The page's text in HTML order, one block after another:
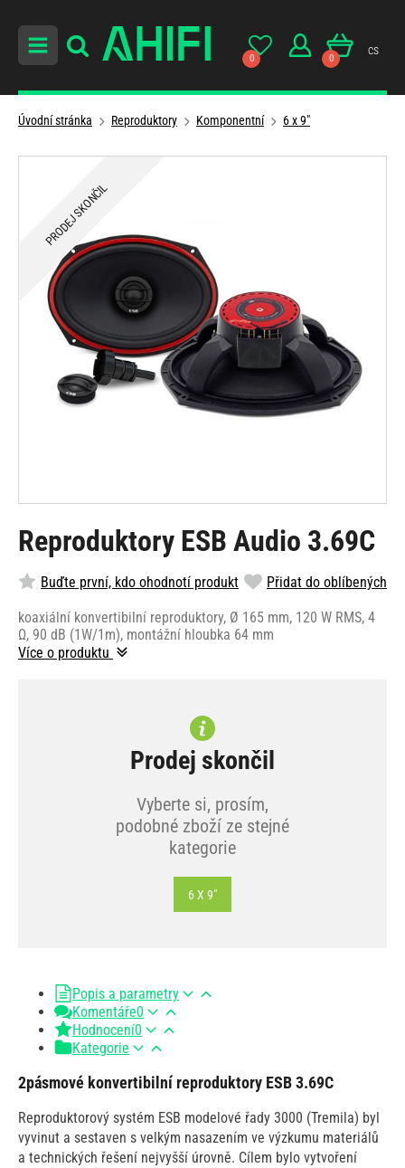
0 0
cs
Úvodní stránka Reproduktory Komponentní 6 x 9"
Reproduktory ESB Audio 3.69C
Buďte první, kdo ohodnotí produkt Přidat do oblíbených
koaxiální konvertibilní reproduktory, Ø 165 mm, 120 W RMS, 4
Ω, 90 dB (1W/1m), montážní hloubka 64 mm
Více o produktu
Prodej skončil
Vyberte si, prosím,
podobné zboží ze stejné
kategorie
6 X 9"
PRODEJ SKONČIL
Popis a parametry
Komentáře0
Hodnocení0
Kategorie
2pásmové konvertibilní reproduktory ESB 3.69C
Reproduktorový systém ESB modelové řady 3000 (Tremila) byl
vyvinut a sestaven s velkým nasazením ve výzkumu materiálů
a technických řešení nejvyšší úrovně. Cílem bylo vytvoření